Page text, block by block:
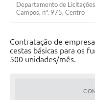
Legislação
Links
Serviços Online
Telefones Úteis
Departamento de
Campos, nº. 975, Centro
Contratação de
cestas básicas para os
500 unidades/mês.